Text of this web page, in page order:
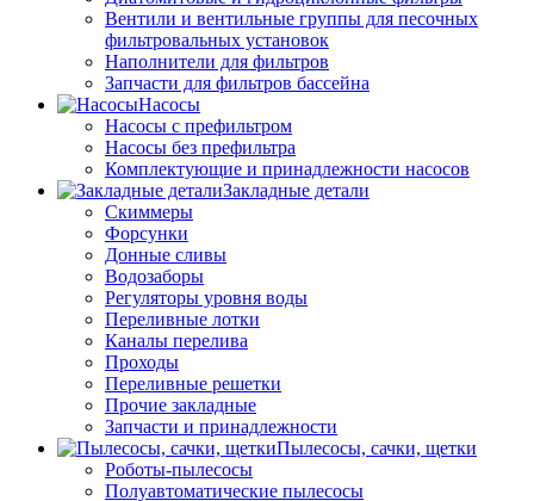
Вентили и вентильные группы для песочных
фильтровальных установок
Наполнители для фильтров
Запчасти для фильтров бассейна
Насосы
Насосы с префильтром
Насосы без префильтра
Комплектующие и принадлежности насосов
Закладные детали
Скиммеры
Форсунки
Донные сливы
Водозаборы
Регуляторы уровня воды
Переливные лотки
Каналы перелива
Проходы
Переливные решетки
Прочие закладные
Запчасти и принадлежности
Пылесосы, сачки, щетки
Роботы-пылесосы
Полуавтоматические пылесосы